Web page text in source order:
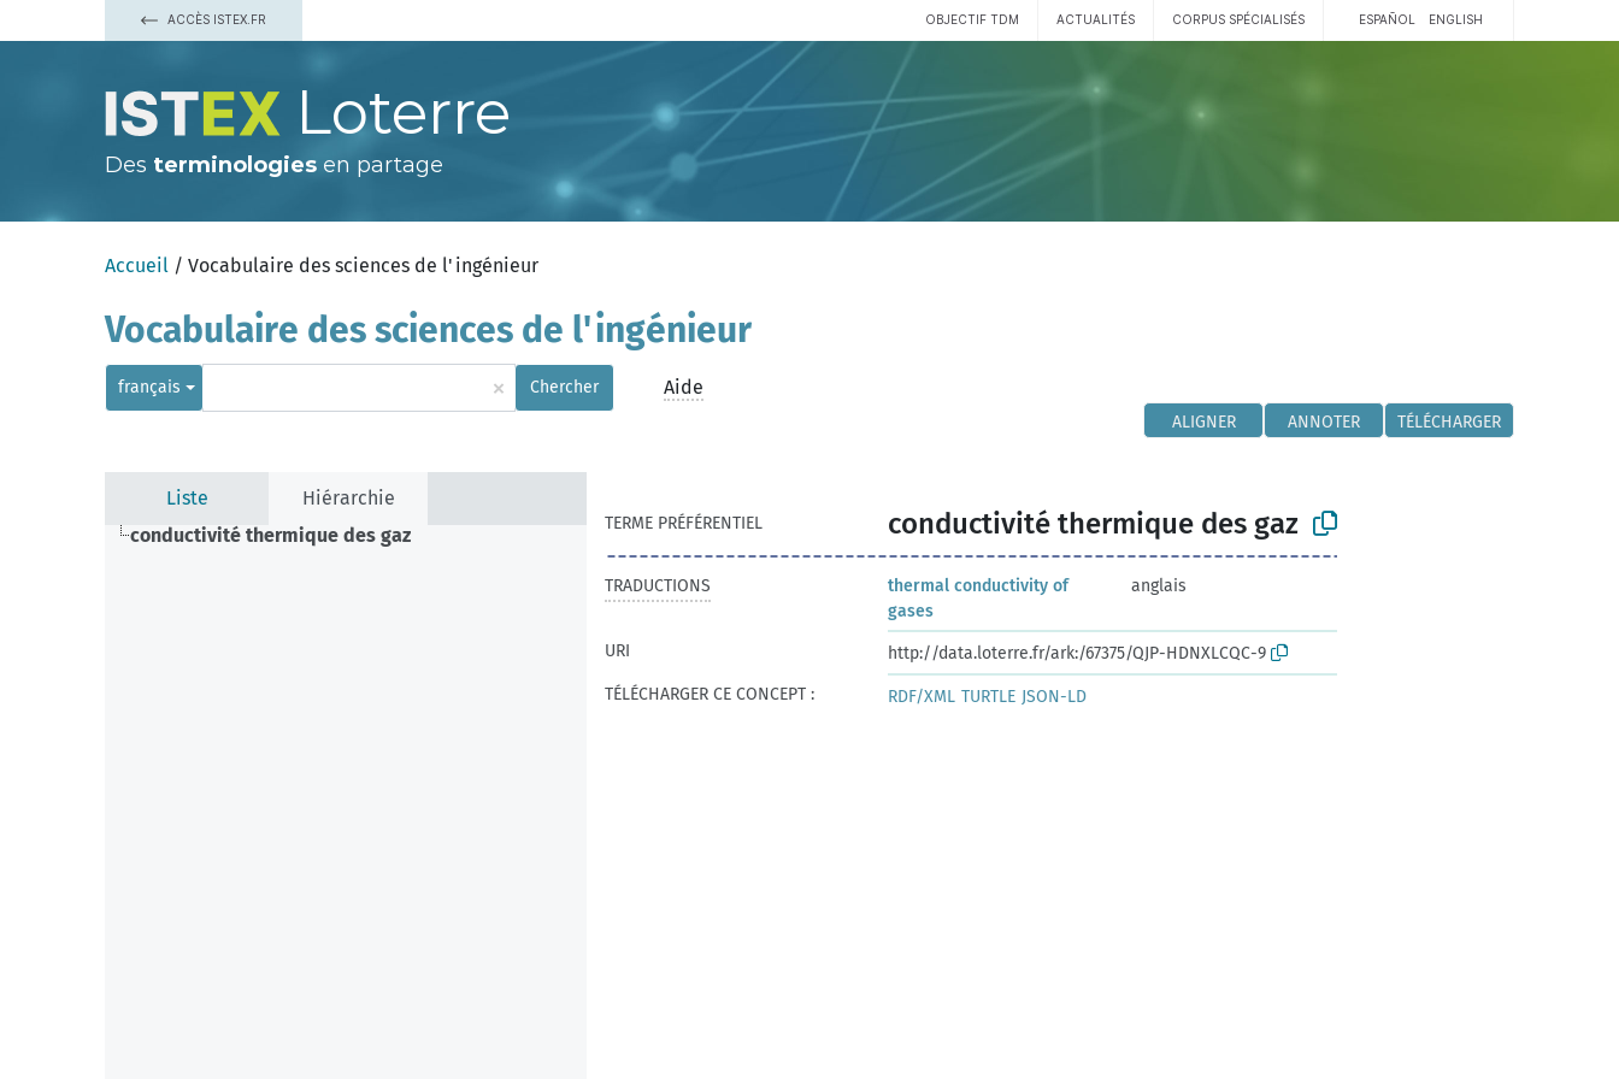
ACCÈS ISTEX.FR OBJECTIF TDM ACTUALITÉS CORPUS SPÉCIALISÉS ESPAÑOL ENGLISH
Loterre
Des terminologies en partage
Accueil / Vocabulaire des sciences de l'ingénieur
Vocabulaire des sciences de l'ingénieur
français × Chercher Aide
ALIGNER ANNOTER TÉLÉCHARGER
Liste
Hiérarchie
conductivité thermique des gaz
TERME PRÉFÉRENTIEL conductivité thermique des gaz
TRADUCTIONS
thermal conductivity of
gases
anglais
URI
http://data.loterre.fr/ark:/67375/QJP-HDNXLCQC-9
TÉLÉCHARGER CE CONCEPT :
RDF/XML TURTLE JSON-LD